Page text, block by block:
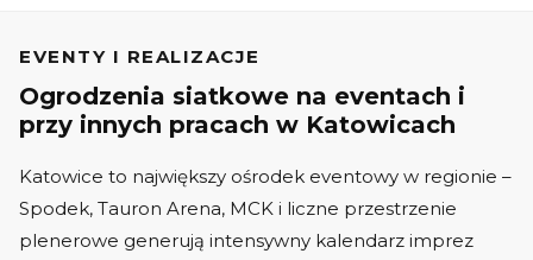
EVENTY I REALIZACJE
Ogrodzenia siatkowe na eventach i
przy innych pracach w Katowicach
Katowice to największy ośrodek eventowy w regionie –
Spodek, Tauron Arena, MCK i liczne przestrzenie
plenerowe generują intensywny kalendarz imprez